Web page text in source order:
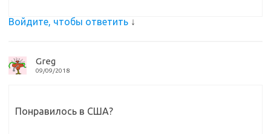
Войдите, чтобы ответить ↓
Greg
09/09/2018
Понравилось в США?